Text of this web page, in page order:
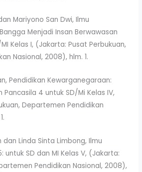
Mariyono San Dwi, Ilmu
Menjadi Insan Berwawasan
Kelas I, (Jakarta: Pusat Perbukuan,
Nasional, 2008), hlm. 1.
Pendidikan Kewarganegaraan:
Pancasila 4 untuk SD/Mi Kelas IV,
Departemen Pendidikan
dan Linda Sinta Limbong, Ilmu
untuk SD dan MI Kelas V, (Jakarta:
Pendidikan Nasional, 2008),